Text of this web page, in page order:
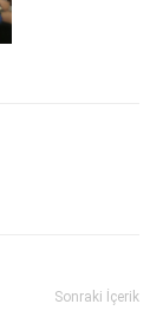
Sonraki İçerik